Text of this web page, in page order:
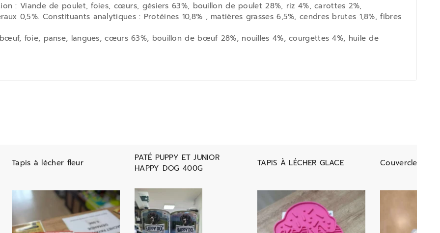
: Viande de poulet, foies, cœurs, gésiers 63%, bouillon de poulet 28%, riz 4%, carottes 2%,
0,5%. Constituants analytiques : Protéines 10,8% , matières grasses 6,5%, cendres brutes 1,8%, fibres
foie, panse, langues, cœurs 63%, bouillon de bœuf 28%, nouilles 4%, courgettes 4%, huile de
Tapis à lécher fleur
PATÉ PUPPY ET JUNIOR
HAPPY DOG 400G
TAPIS À LÉCHER GLACE Couvercle Bubi